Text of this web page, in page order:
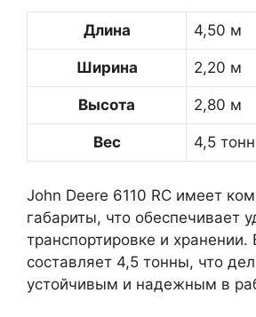
Длина 4,50 м
Ширина 2,20 м
Высота 2,80 м
Вес 4,5
John Deere 6110 RC имеет
габариты, что обеспечивает
транспортировке и хранении.
составляет 4,5 тонны, что
устойчивым и надежным в